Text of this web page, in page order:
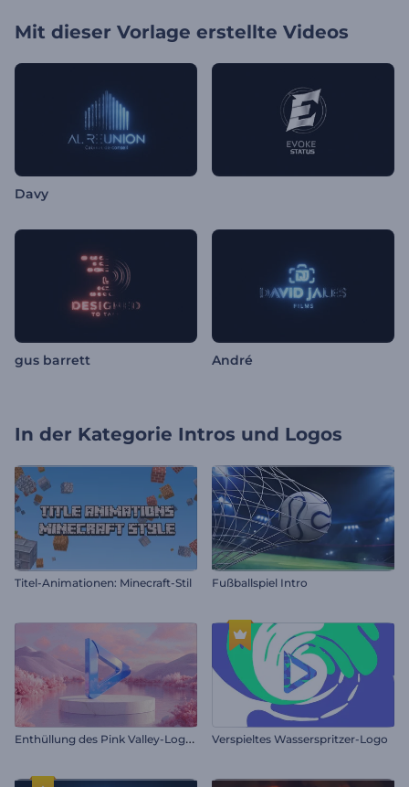
Mit dieser Vorlage erstellte Videos
Davy
gus barrett André
In der Kategorie Intros und Logos
Titel-Animationen: Minecraft-Stil Fußballspiel Intro
E
nthüllung des Pink Valley-Logos Verspieltes Wasserspritzer-Logo